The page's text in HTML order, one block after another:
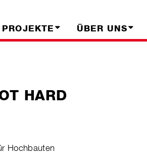
PROJEKTE ÜBER UNS
HARD
Hochbauten